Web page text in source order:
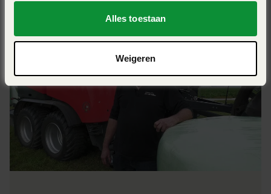
Alles toestaan
Weigeren